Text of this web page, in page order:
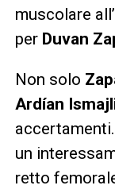
muscolare
per Duvan
Non solo
Ardían
un
retto